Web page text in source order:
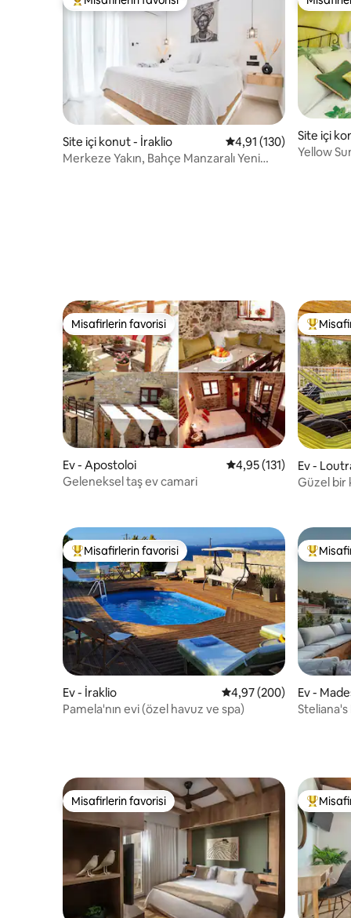
Misafirlerin favorilerinden en beğenilenler arasında
Site içi konut - İraklio 5 üzerinden ortalama
4,91 (130)
Merkeze Yakın, Bahçe Manzaralı Yeni
Site içi
Yellow
Misafirlerin favorisi
Misafirlerin favorisi
Ev - Apostoloi 5 üzerinden ortalama
4,95 (131)
Geleneksel taş ev camari
Ev -
Güzel bir
Misafirlerin favorilerinden en beğenilenler arasında
Misafirlerin favorisi
Ev - İraklio 5 üzerinden ortalama
4,97 (200)
Pamela'nın evi (özel havuz ve spa)
Ev -
Misafirlerin favorisi
Misafirlerin favorisi